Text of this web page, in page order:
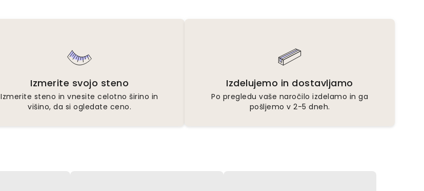
Izmerite svojo steno
Izmerite steno in vnesite celotno širino in
višino, da si ogledate ceno.
Izdelujemo in dostavljamo
Po pregledu vaše naročilo izdelamo in ga
pošljemo v 2-5 dneh.